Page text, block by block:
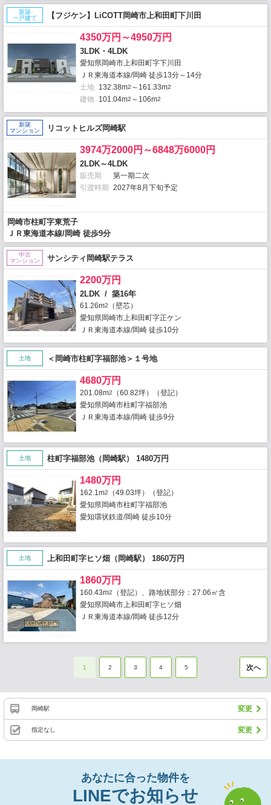
新築
一戸建て
【フジケン】LiCOTT岡崎市上和田町下川田
4350万円～4950万円
3LDK・4LDK
愛知県岡崎市上和田町字下川田
ＪＲ東海道本線/岡崎 徒歩13分～14分
土地 132.38m2 ～161.33m2
建物 101.04m2 ～106m2
新築
マンション
リコットヒルズ岡崎駅
3974万2000円～6848万6000円
2LDK～4LDK
販売期
第一期二次
引渡時期
2027年8月下旬予定
岡崎市柱町字東荒子
ＪＲ東海道本線/岡崎 徒歩9分
中古
マンション
サンシティ岡崎駅テラス
2200万円
2LDK / 築16年
61.26m2
（壁芯）
愛知県岡崎市上和田町字正ケン
ＪＲ東海道本線/岡崎 徒歩10分
土地 ＜岡崎市柱町字福部池＞１号地
4680万円
201.08m2
（60.82坪）（登記）
愛知県岡崎市柱町字福部池
ＪＲ東海道本線/岡崎 徒歩9分
土地 柱町字福部池（岡崎駅） 1480万円
1480万円
162.1m2
（49.03坪）（登記）
愛知県岡崎市柱町字福部池
愛知環状鉄道/岡崎 徒歩10分
土地 上和田町字ヒソ畑（岡崎駅） 1860万円
1860万円
160.43m2
（登記）、路地状部分：27.06㎡含
愛知県岡崎市上和田町字ヒソ畑
ＪＲ東海道本線/岡崎 徒歩12分
1 2 3 4 5 次へ
岡崎駅 変更
指定なし 変更
あなたに合った物件を
LINEでお知らせ